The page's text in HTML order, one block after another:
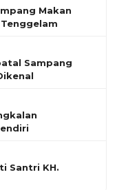
Makan
Sampang
Santri KH.